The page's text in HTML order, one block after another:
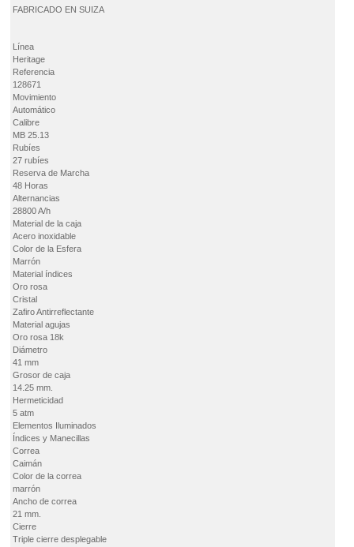
FABRICADO EN SUIZA
Línea
Heritage
Referencia
128671
Movimiento
Automático
Calibre
MB 25.13
Rubíes
27 rubíes
Reserva de Marcha
48 Horas
Alternancias
28800 A/h
Material de la caja
Acero inoxidable
Color de la Esfera
Marrón
Material índices
Oro rosa
Cristal
Zafiro Antirreflectante
Material agujas
Oro rosa 18k
Diámetro
41 mm
Grosor de caja
14.25 mm.
Hermeticidad
5 atm
Elementos Iluminados
Índices y Manecillas
Correa
Caimán
Color de la correa
marrón
Ancho de correa
21 mm.
Cierre
Triple cierre desplegable